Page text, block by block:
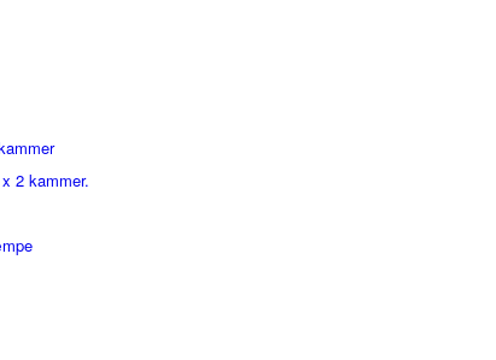
2 kammer.